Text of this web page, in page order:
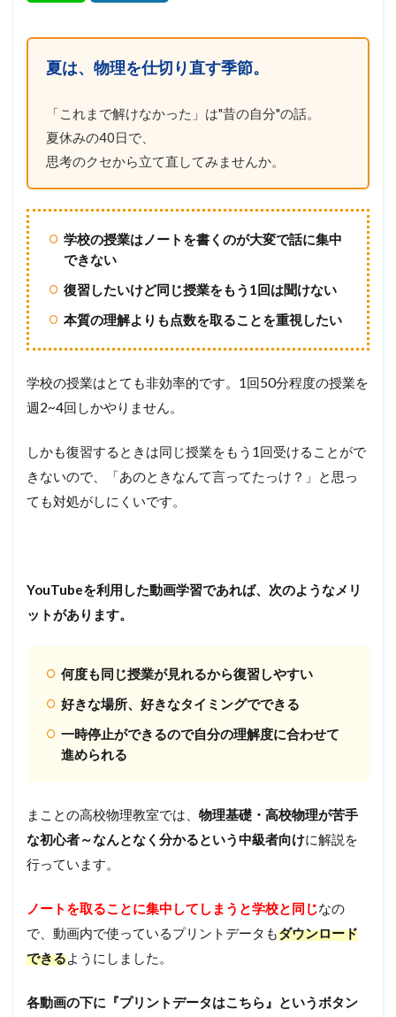
夏は、物理を仕切り直す季節。
「これまで解けなかった」は"昔の自分"の話。
夏休みの40日で、
思考のクセから立て直してみませんか。
学校の授業はノートを書くのが大変で話に集中
できない
復習したいけど同じ授業をもう1回は聞けない
本質の理解よりも点数を取ることを重視したい
学校の授業はとても非効率的です。1回50分程度の授業を
週2~4回しかやりません。
しかも復習するときは同じ授業をもう1回受けることがで
きないので、「あのときなんて言ってたっけ？」と思っ
ても対処がしにくいです。
YouTubeを利用した動画学習であれば、次のようなメリ
ットがあります。
何度も同じ授業が見れるから復習しやすい
好きな場所、好きなタイミングでできる
一時停止ができるので自分の理解度に合わせて
進められる
まことの高校物理教室では、 物理基礎・高校物理が苦手
な初心者～なんとなく分かるという中級者向けに解説を
行っています。
ノートを取ることに集中してしまうと学校と同じなの
で、動画内で使っているプリントデータもダウンロード
できるようにしました。
各動画の下に『プリントデータはこちら』というボタン